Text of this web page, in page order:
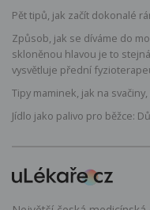
Pět tipů, jak začít dokonalé
Způsob, jak se díváme do
skloněnou hlavou je to
vysvětluje přední
Tipy maminek, jak na
Jídlo jako palivo pro běžce: